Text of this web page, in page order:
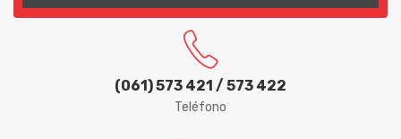
(061) 573 421 / 573 422
Teléfono